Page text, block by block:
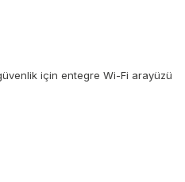
için entegre Wi-Fi arayüzü